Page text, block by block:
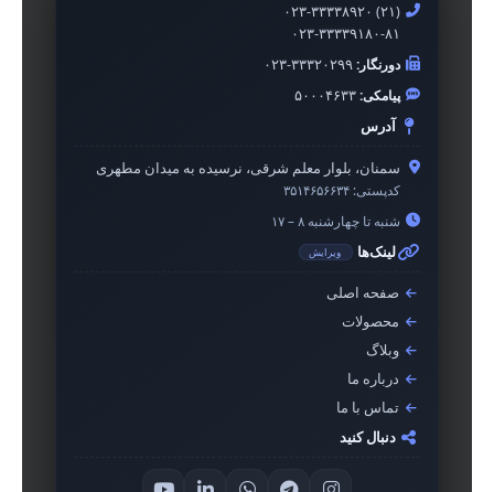
۰۲۳-۳۳۳۳۸۹۲۰ (۲۱)
۰۲۳-۳۳۳۳۹۱۸۰-۸۱
دورنگار:۰۲۳-۳۳۳۲۰۲۹۹
پیامکی:۵۰۰۰۴۶۳۳
آدرس
سمنان، بلوار معلم شرقی، نرسیده به میدان مطهری
کدپستی: ۳۵۱۴۶۵۶۶۳۴
شنبه تا چهارشنبه ۸ – ۱۷
لینک‌ها ویرایش
صفحه اصلی
محصولات
وبلاگ
درباره ما
تماس با ما
دنبال کنید